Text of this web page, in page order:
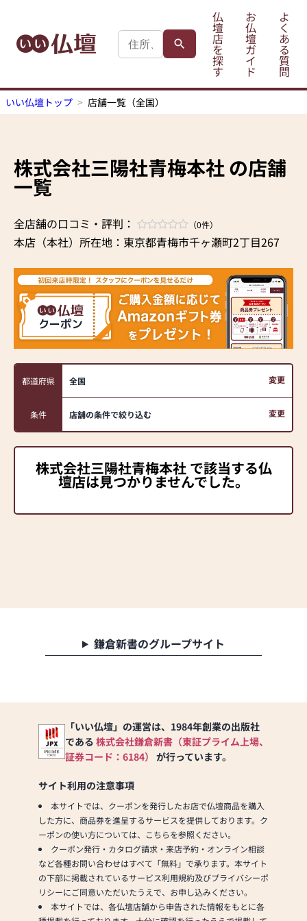
仏
壇
店
を
探
す
お
仏
壇
ガ
イ
ド
よ
く
あ
る
質
問
いい仏壇トップ 店舗一覧（全国）
株式会社三陽社青梅本社 の店舗
一覧
全店舗の口コミ・評判： （0件）
本店（本社）所在地：東京都青梅市千ヶ瀬町2丁目267
都道府県 全国 変更
条件 店舗の条件で絞り込む 変更
株式会社三陽社青梅本社 で該当する仏
壇店は見つかりませんでした。
鎌倉新書のグループサイト
「いい仏壇」の運営は、1984年創業の出版社
である 株式会社鎌倉新書（東証プライム上場、
証券コード：6184） が行っています。
サイト利用の注意事項
本サイトでは、クーポンを発行したお店で仏壇商品を購入
した方に、商品券を進呈するサービスを提供しております。ク
ーポンの使い方については、こちらを参照ください。
クーポン発行・カタログ請求・来店予約・オンライン相談
など各種お問い合わせはすべて「無料」で承ります。本サイト
の下部に掲載されているサービス利用規約及びプライバシーポ
リシーにご同意いただいたうえで、お申し込みください。
本サイトでは、各仏壇店舗から申告された情報をもとに各